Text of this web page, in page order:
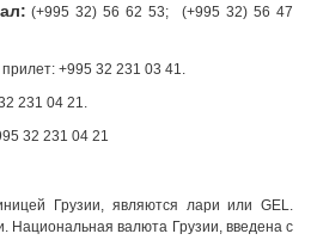
(+995 32) 56 62 53; (+995 32) 56 47
+995 32 231 03 41.
231 04 21.
32 231 04 21
Грузии, являются лари или GEL.
Национальная валюта Грузии, введена с